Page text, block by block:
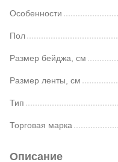
Особенности
Пол
Размер бейджа, см
Размер ленты, см
Тип
Торговая марка
Описание